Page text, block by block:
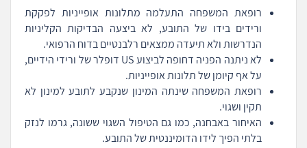
רופאת המשפחה התעלמה מתלונות אופייניות לפקקת
ורידים בידו של התובע, לא ביצעה הבדיקות הקליניות
הנדרשות ולא תיעדה ממצאים רלבנטיים בדוח הרפואי.
לא ניתנה הפניה דחופה לביצוע US דופלר של ורידי הידיים,
על אף קיומן של תלונות אופייניות.
רופאת המשפחה שינתה המינון שנקבע לתובע למינון לא
תקין ושגוי.
האיחור באבחנה, כמו גם הטיפול השגוי ששונה, גרמו לנזק
בלתי הפיך לידו הדומיננטית של התובע.